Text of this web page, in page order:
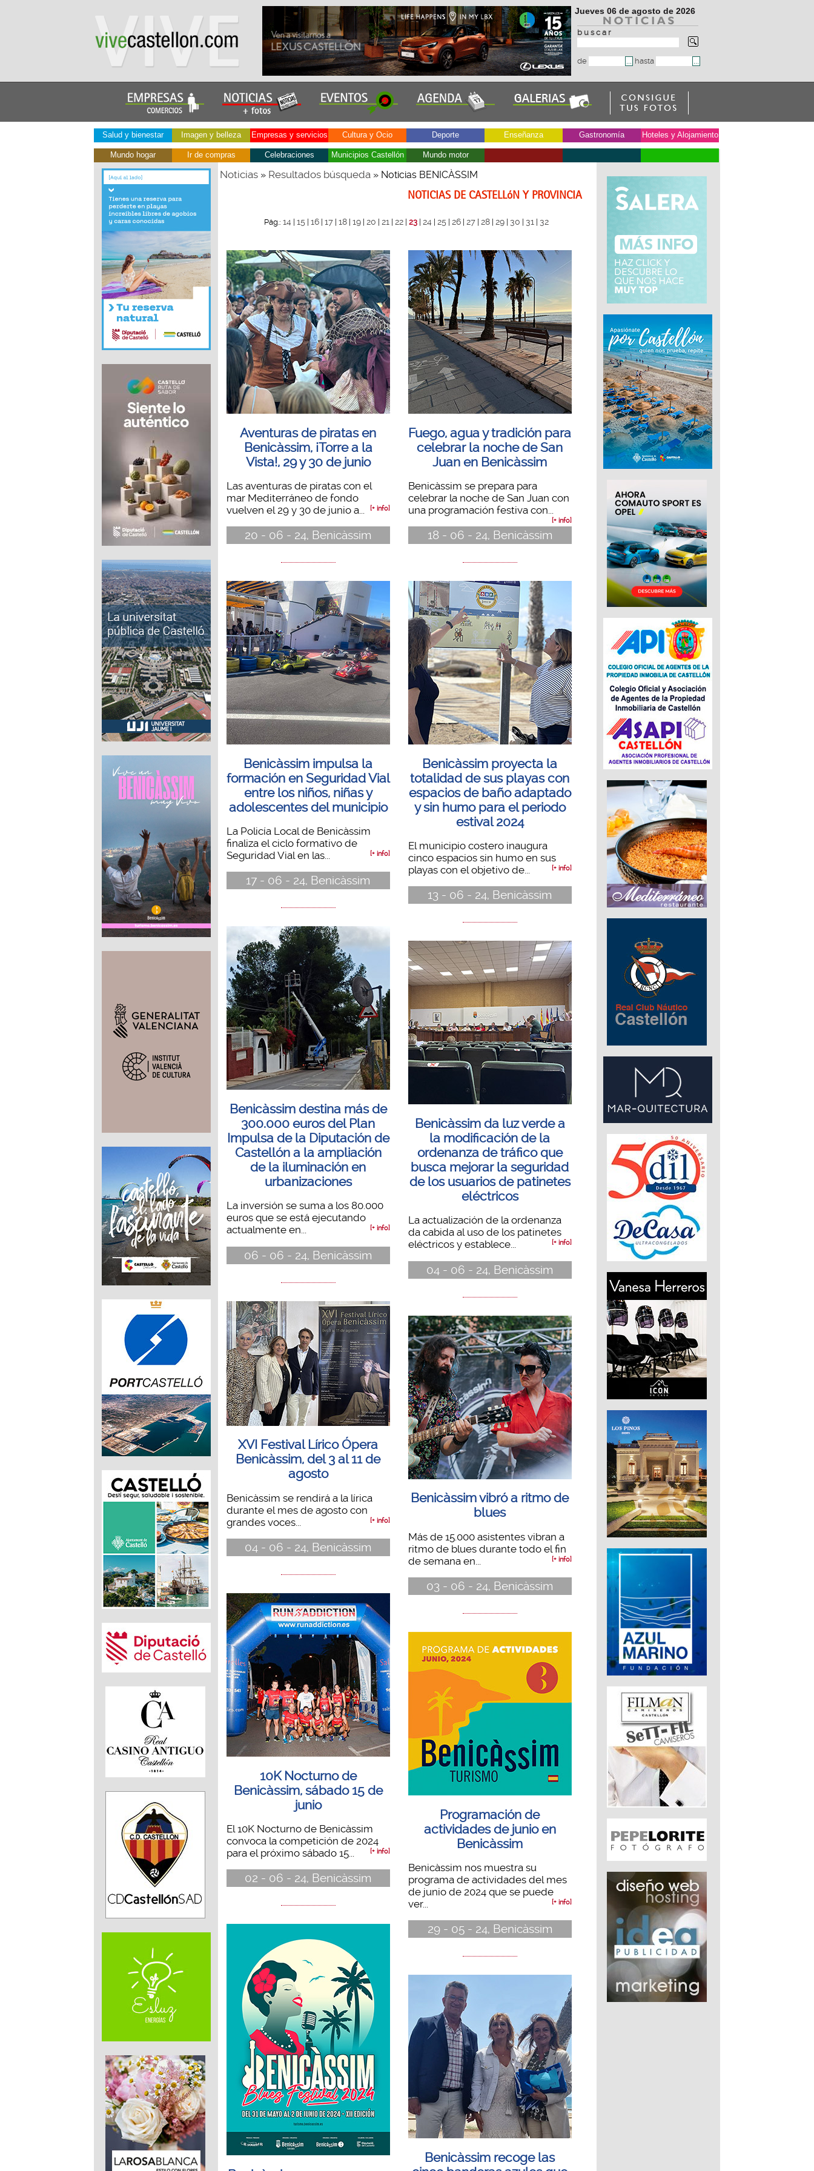
Jueves 06 de agosto de 2026
b u s c a r
de hasta
Salud y bienestar Imagen y belleza Empresas y servicios Cultura y Ocio Deporte Enseñanza Gastronomía Hoteles y Alojamiento
Mundo hogar Ir de compras Celebraciones Municipios Castellón Mundo motor
Noticias» Resultados búsqueda» Noticias BENICÀSSIM
NOTICIAS DE CASTELLóN Y PROVINCIA
Pág.: 14 15 16 17 18 19 20 21 22 23 24 25 26 27 28 29 30 31 32
Aventuras de piratas en
Benicàssim, ¡Torre a la
Vista!, 29 y 30 de junio
Las aventuras de piratas con el
mar Mediterráneo de fondo
vuelven el 29 y 30 de junio a...
[+ info]
20 - 06 - 24, Benicàssim
Benicàssim impulsa la
formación en Seguridad Vial
entre los niños, niñas y
adolescentes del municipio
La Policía Local de Benicàssim
finaliza el ciclo formativo de
Seguridad Vial en las...
[+ info]
17 - 06 - 24, Benicàssim
Benicàssim destina más de
300.000 euros del Plan
Impulsa de la Diputación de
Castellón a la ampliación
de la iluminación en
urbanizaciones
La inversión se suma a los 80.000
euros que se está ejecutando
actualmente en...
[+ info]
06 - 06 - 24, Benicàssim
XVI Festival Lírico Ópera
Benicàssim, del 3 al 11 de
agosto
Benicàssim se rendirá a la lírica
durante el mes de agosto con
grandes voces...
[+ info]
04 - 06 - 24, Benicàssim
10K Nocturno de
Benicàssim, sábado 15 de
junio
El 10K Nocturno de Benicàssim
convoca la competición de 2024
para el próximo sábado 15...
[+ info]
02 - 06 - 24, Benicàssim
Fuego, agua y tradición para
celebrar la noche de San
Juan en Benicàssim
Benicàssim se prepara para
celebrar la noche de San Juan con
una programación festiva con...
[+ info]
18 - 06 - 24, Benicàssim
Benicàssim proyecta la
totalidad de sus playas con
espacios de baño adaptado
y sin humo para el periodo
estival 2024
El municipio costero inaugura
cinco espacios sin humo en sus
playas con el objetivo de...
[+ info]
13 - 06 - 24, Benicàssim
Benicàssim da luz verde a
la modificación de la
ordenanza de tráfico que
busca mejorar la seguridad
de los usuarios de patinetes
eléctricos
La actualización de la ordenanza
da cabida al uso de los patinetes
eléctricos y establece...
[+ info]
04 - 06 - 24, Benicàssim
Benicàssim vibró a ritmo de
blues
Más de 15.000 asistentes vibran a
ritmo de blues durante todo el fin
de semana en...
[+ info]
03 - 06 - 24, Benicàssim
Programación de
actividades de junio en
Benicàssim
Benicàssim nos muestra su
programa de actividades del mes
de junio de 2024 que se puede
ver...
[+ info]
29 - 05 - 24, Benicàssim
Benicàssim recoge las